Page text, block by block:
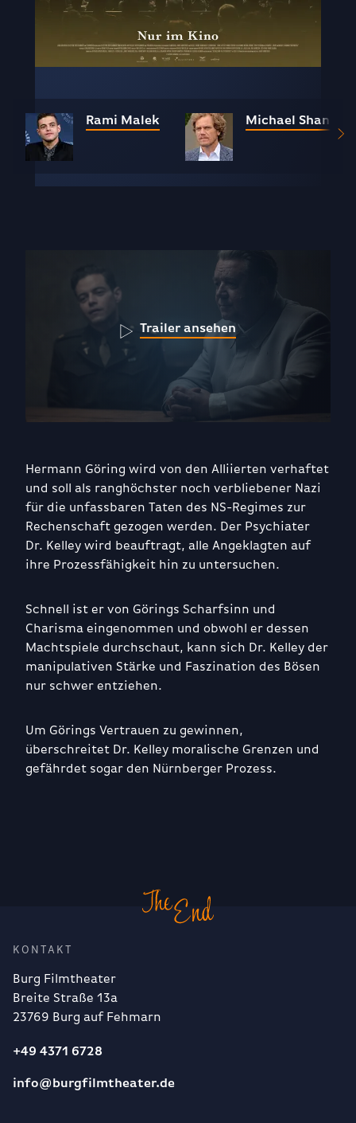
Rami Malek Michael Shannon
Trailer ansehen
Hermann Göring wird von den Alliierten verhaftet
und soll als ranghöchster noch verbliebener Nazi
für die unfassbaren Taten des NS-Regimes zur
Rechenschaft gezogen werden. Der Psychiater
Dr. Kelley wird beauftragt, alle Angeklagten auf
ihre Prozessfähigkeit hin zu untersuchen.
Schnell ist er von Görings Scharfsinn und
Charisma eingenommen und obwohl er dessen
Machtspiele durchschaut, kann sich Dr. Kelley der
manipulativen Stärke und Faszination des Bösen
nur schwer entziehen.
Um Görings Vertrauen zu gewinnen,
überschreitet Dr. Kelley moralische Grenzen und
gefährdet sogar den Nürnberger Prozess.
KONTAKT
Burg Filmtheater
Breite Straße 13a
23769 Burg auf Fehmarn
+49 4371 6728
info@burgfilmtheater.de